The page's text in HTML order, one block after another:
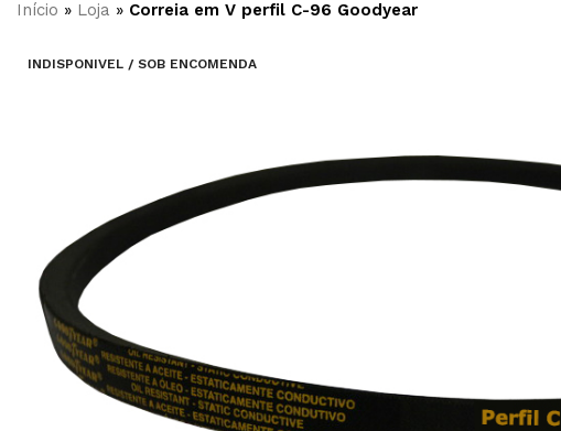
Início » Loja » Correia em V perfil C-96 Goodyear
INDISPONIVEL / SOB ENCOMENDA